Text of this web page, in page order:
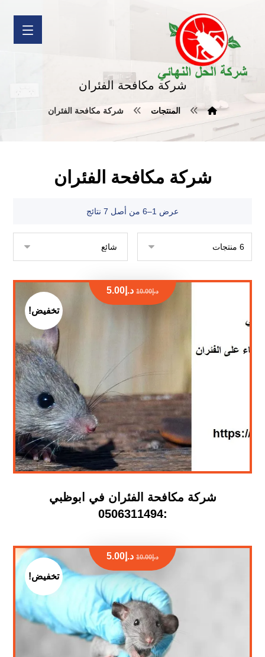
شركة مكافحة الفئران
المنتجات شركة مكافحة الفئران
شركة مكافحة الفئران
عرض 1–6 من أصل 7 نتائج
شركة مكافحة الفئران في ابوظبي
:0506311494
د.إ10.00 د.إ 5.00
تخفيض!
د.إ10.00 د.إ5.00
تخفيض!